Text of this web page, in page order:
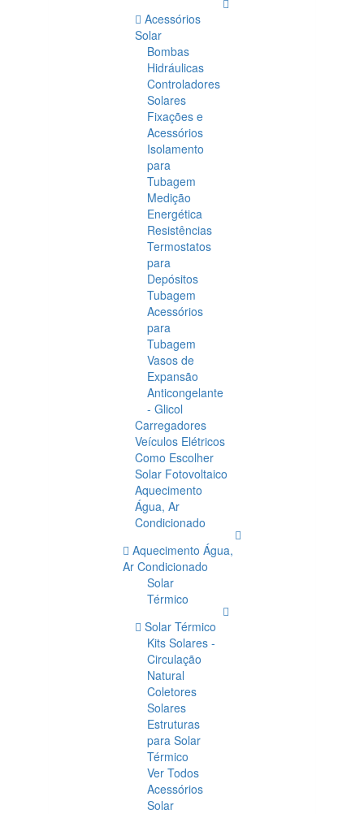
Acessórios
Solar
Bombas
Hidráulicas
Controladores
Solares
Fixações e
Acessórios
Isolamento
para
Tubagem
Medição
Energética
Resistências
Termostatos
para
Depósitos
Tubagem
Acessórios
para
Tubagem
Vasos de
Expansão
Anticongelante
- Glicol
Carregadores
Veículos Elétricos
Como Escolher
Solar Fotovoltaico
Aquecimento
Água, Ar
Condicionado
Aquecimento Água,
Ar Condicionado
Solar
Térmico
Solar Térmico
Kits Solares -
Circulação
Natural
Coletores
Solares
Estruturas
para Solar
Térmico
Ver Todos
Acessórios
Solar